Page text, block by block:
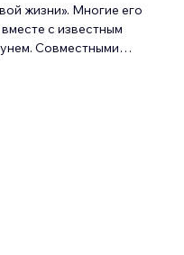
жизни». Многие его
с известным
Совместными…